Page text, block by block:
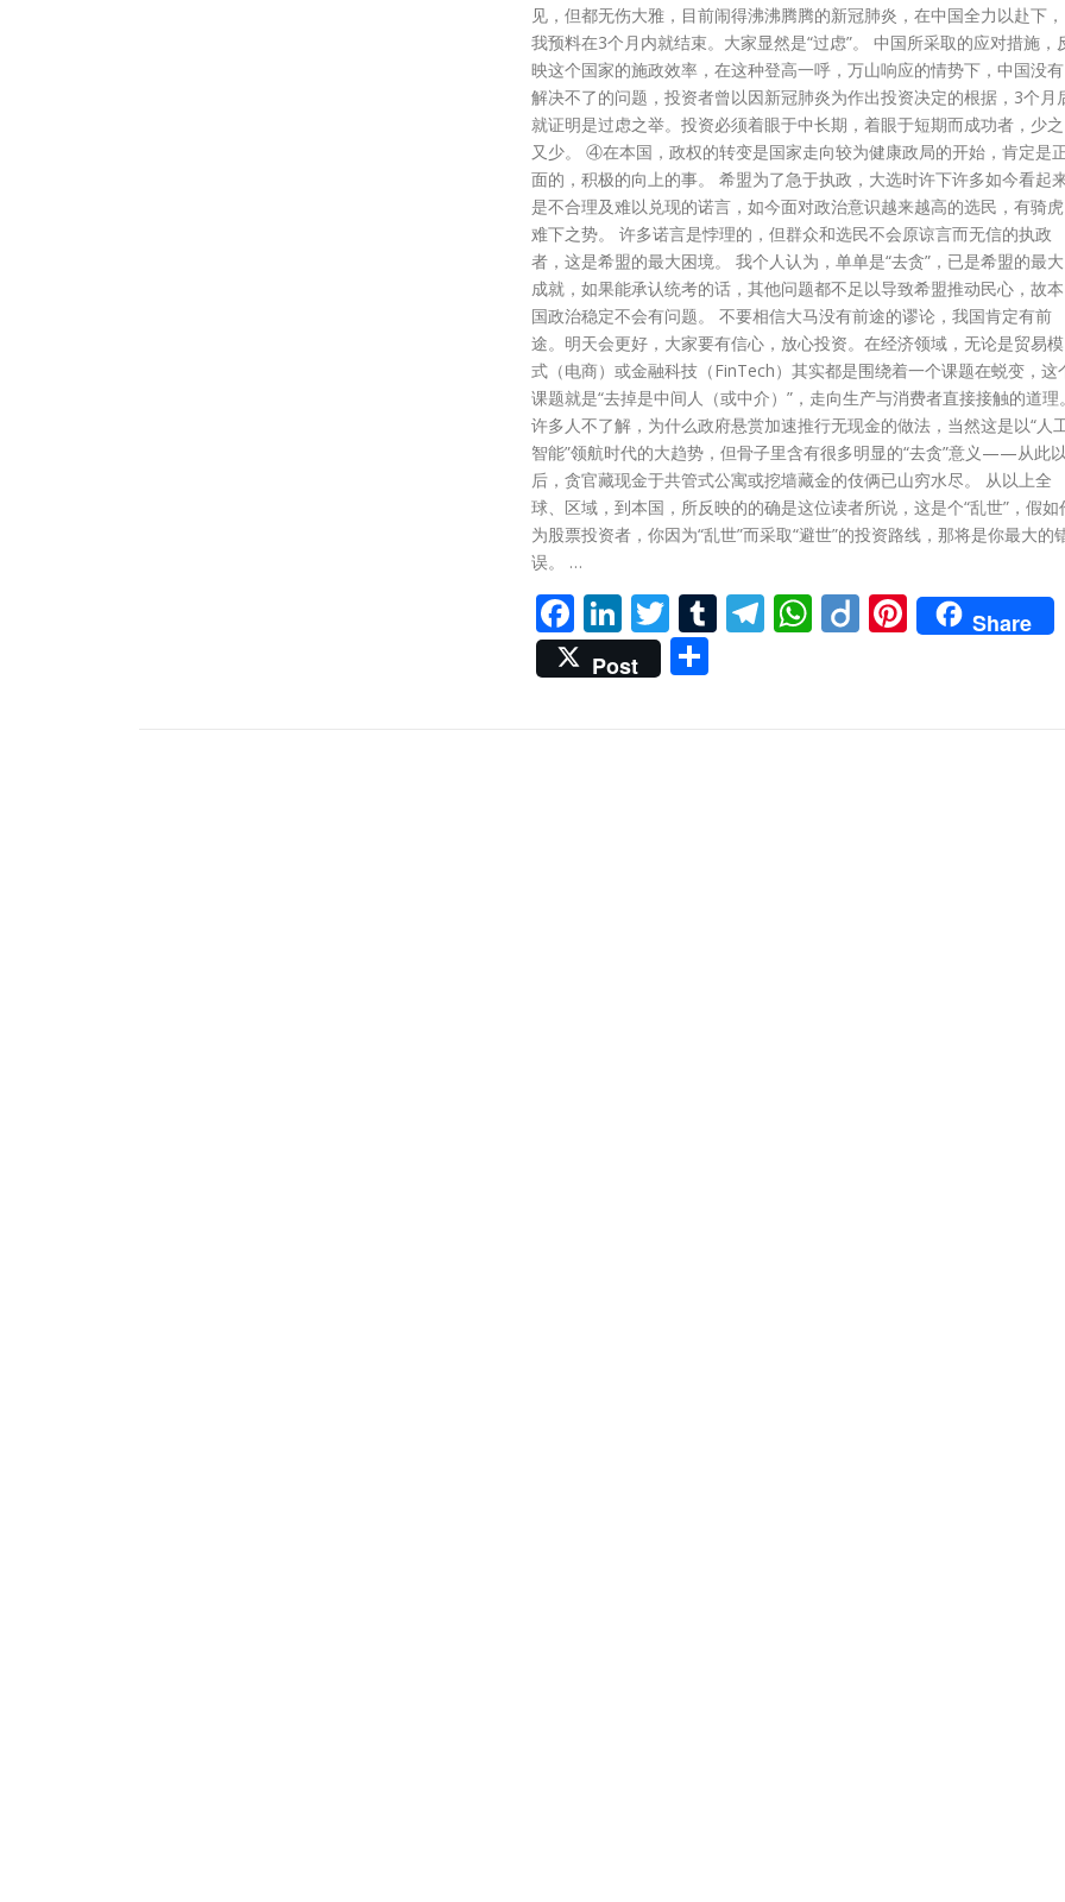
见，但都无伤大雅，目前闹得沸沸腾腾的新冠肺炎，在中国全力以赴下，
我预料在3个月内就结束。大家显然是“过虑”。 中国所采取的应对措施，
映这个国家的施政效率，在这种登高一呼，万山响应的情势下，中国没有
解决不了的问题，投资者曾以因新冠肺炎为作出投资决定的根据，3个月
就证明是过虑之举。投资必须着眼于中长期，着眼于短期而成功者，少之
又少。 ④在本国，政权的转变是国家走向较为健康政局的开始，肯定是
面的，积极的向上的事。 希盟为了急于执政，大选时许下许多如今看起
是不合理及难以兑现的诺言，如今面对政治意识越来越高的选民，有骑虎
难下之势。 许多诺言是悖理的，但群众和选民不会原谅言而无信的执政
者，这是希盟的最大困境。 我个人认为，单单是“去贪”，已是希盟的最大
成就，如果能承认统考的话，其他问题都不足以导致希盟推动民心，故本
国政治稳定不会有问题。 不要相信大马没有前途的谬论，我国肯定有前
途。明天会更好，大家要有信心，放心投资。在经济领域，无论是贸易模
式（电商）或金融科技（FinTech）其实都是围绕着一个课题在蜕变，这
课题就是“去掉是中间人（或中介）”，走向生产与消费者直接接触的道理。
许多人不了解，为什么政府悬赏加速推行无现金的做法，当然这是以“人
智能”领航时代的大趋势，但骨子里含有很多明显的“去贪”意义——从此以
后，贪官藏现金于共管式公寓或挖墙藏金的伎俩已山穷水尽。 从以上全
球、区域，到本国，所反映的的确是这位读者所说，这是个“乱世”，假如
为股票投资者，你因为“乱世”而采取“避世”的投资路线，那将是你最大的
误。 …
Facebook
LinkedIn
Twitter
Tumblr
Telegram
WhatsApp
DiigoPinterest
Share
Post